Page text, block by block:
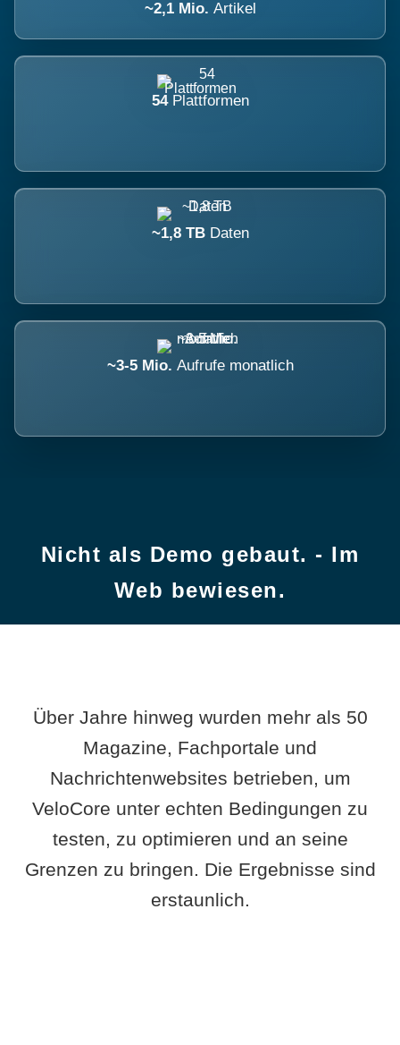
~2,1 Mio. Artikel
54 Plattformen
~1,8 TB Daten
~3-5 Mio. Aufrufe monatlich
Nicht als Demo gebaut. - Im
Web bewiesen.
Über Jahre hinweg wurden mehr als 50
Magazine, Fachportale und
Nachrichtenwebsites betrieben, um
VeloCore unter echten Bedingungen zu
testen, zu optimieren und an seine
Grenzen zu bringen. Die Ergebnisse sind
erstaunlich.